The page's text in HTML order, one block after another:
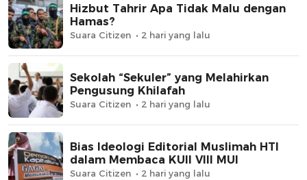
Hizbut Tahrir Apa Tidak Malu dengan
Hamas?
Suara Citizen 2 hari yang lalu
Sekolah “Sekuler” yang Melahirkan
Pengusung Khilafah
Suara Citizen 2 hari yang lalu
Bias Ideologi Editorial Muslimah HTI
dalam Membaca KUII VIII MUI
Suara Citizen 2 hari yang lalu